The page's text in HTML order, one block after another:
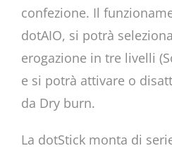
confezione. Il
dotAIO, si potrà
erogazione in tre livelli
e si potrà attivare o
da Dry burn.
La dotStick monta di